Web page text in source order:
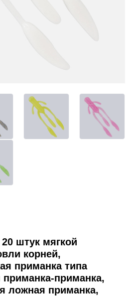
штук мягкой
корней,
приманка типа
приманка-приманка,
ложная приманка,